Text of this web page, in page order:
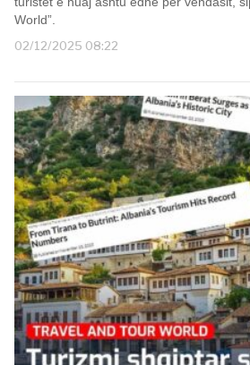
World”.
02/12/2025 08:22